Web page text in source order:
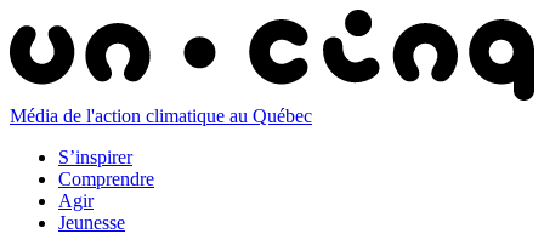
Média de l'action climatique au Québec
S’inspirer
Comprendre
Agir
Jeunesse